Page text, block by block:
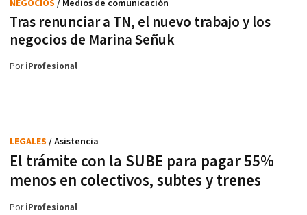
Tras renunciar a TN, el nuevo trabajo y los
negocios de Marina Señuk
NEGOCIOS / Medios de comunicación
PoriProfesional
El trámite con la SUBE para pagar 55%
menos en colectivos, subtes y trenes
LEGALES / Asistencia
PoriProfesional